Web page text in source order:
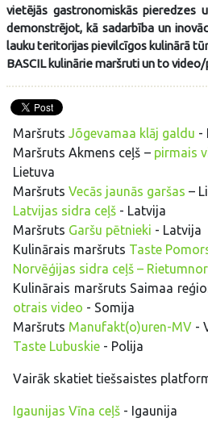
vietējās gastronomiskās pieredzes
demonstrējot, kā sadarbība un
lauku teritorijas pievilcīgos kulinārā
BASCIL kulinārie maršruti un to
Maršruts Jõgevamaa klāj galdu -
Maršruts Akmens ceļš –pirmais
Lietuva
Maršruts Vecās jaunās garšas –
Latvijas sidra ceļš - Latvija
Maršruts Garšu pētnieki - Latvija
Kulinārais maršruts Taste
Norvēģijas sidra ceļš –
Kulinārais maršruts Saimaa
otrais video - Somija
Maršruts Manufakt(o)uren-MV -
Taste Lubuskie - Polija
Vairāk skatiet tiešsaistes
Igaunijas Vīna ceļš - Igaunija